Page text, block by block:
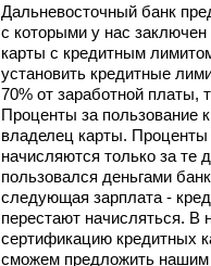
Дальневосточный банк
с которыми у нас заключен
карты с кредитным
установить кредитные
70% от заработной платы,
Проценты за пользование
владелец карты.
начисляются только за те
пользовался деньгами
следующая зарплата -
перестают начисляться. В
сертификацию кредитных
сможем предложить нашим